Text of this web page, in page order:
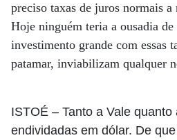
preciso taxas de juros normais
Hoje ninguém teria a ousadia
investimento grande com essas
patamar, inviabilizam qualquer
ISTOÉ – Tanto a Vale
endividadas em dólar. De